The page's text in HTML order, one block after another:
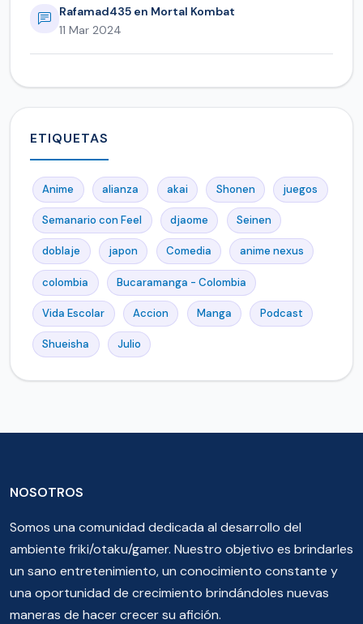
Rafamad435 en Mortal Kombat
11 Mar 2024
ETIQUETAS
Anime alianza akai Shonen juegos
Semanario con Feel djaome Seinen
doblaje japon Comedia anime nexus
colombia Bucaramanga - Colombia
Vida Escolar Accion Manga Podcast
Shueisha Julio
NOSOTROS
Somos una comunidad dedicada al desarrollo del
ambiente friki/otaku/gamer. Nuestro objetivo es brindarles
un sano entretenimiento, un conocimiento constante y
una oportunidad de crecimiento brindándoles nuevas
maneras de hacer crecer su afición.